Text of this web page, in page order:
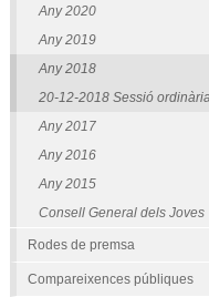
Any 2020
Any 2019
Any 2018
20-12-2018 Sessió
Any 2017
Any 2016
Any 2015
Consell General dels Joves
Rodes de premsa
Compareixences públiques